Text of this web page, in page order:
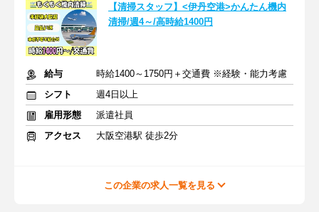
【清掃スタッフ】<伊丹空港>かんたん機内
清掃/週4～/高時給1400円
給与
時給1400～1750円＋交通費 ※経験・能力考慮
シフト
週4日以上
雇用形態
派遣社員
アクセス
大阪空港駅 徒歩2分
この企業の求人一覧を見る